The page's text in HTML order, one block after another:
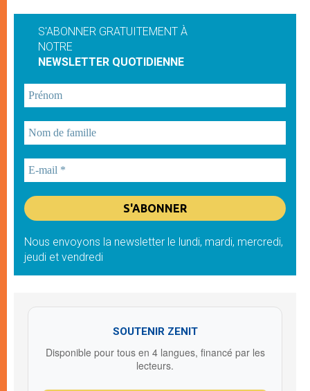
S'ABONNER GRATUITEMENT À
NOTRE
NEWSLETTER QUOTIDIENNE
Nous envoyons la newsletter le lundi, mardi, mercredi,
jeudi et vendredi
SOUTENIR ZENIT
Disponible pour tous en 4 langues, financé par les
lecteurs.